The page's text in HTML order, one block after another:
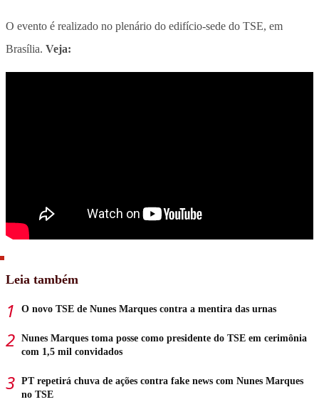
O evento é realizado no plenário do edifício-sede do TSE, em
Brasília. Veja:
Leia também
O novo TSE de Nunes Marques contra a mentira das urnas
Nunes Marques toma posse como presidente do TSE em cerimônia
com 1,5 mil convidados
PT repetirá chuva de ações contra fake news com Nunes Marques
no TSE